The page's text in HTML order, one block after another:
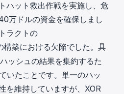
ハット救出作戦を実施し、危
万ドルの資金を確保しまし
ラクトの
構築における欠陥でした。具
ッシュの結果を集約するた
いたことです。単一のハッ
を維持していますが、XOR